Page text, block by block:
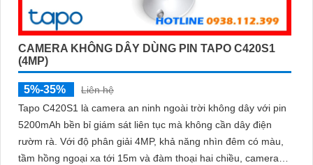
CAMERA KHÔNG DÂY DÙNG PIN TAPO C420S1
(4MP)
5%-35%
Liên hệ
Tapo C420S1 là camera an ninh ngoài trời không dây với pin
5200mAh bền bỉ giám sát liên tục mà không cần dây điện
rườm rà. Với độ phân giải 4MP, khả năng nhìn đêm có màu,
tầm hồng ngoại xa tới 15m và đàm thoại hai chiều, camera